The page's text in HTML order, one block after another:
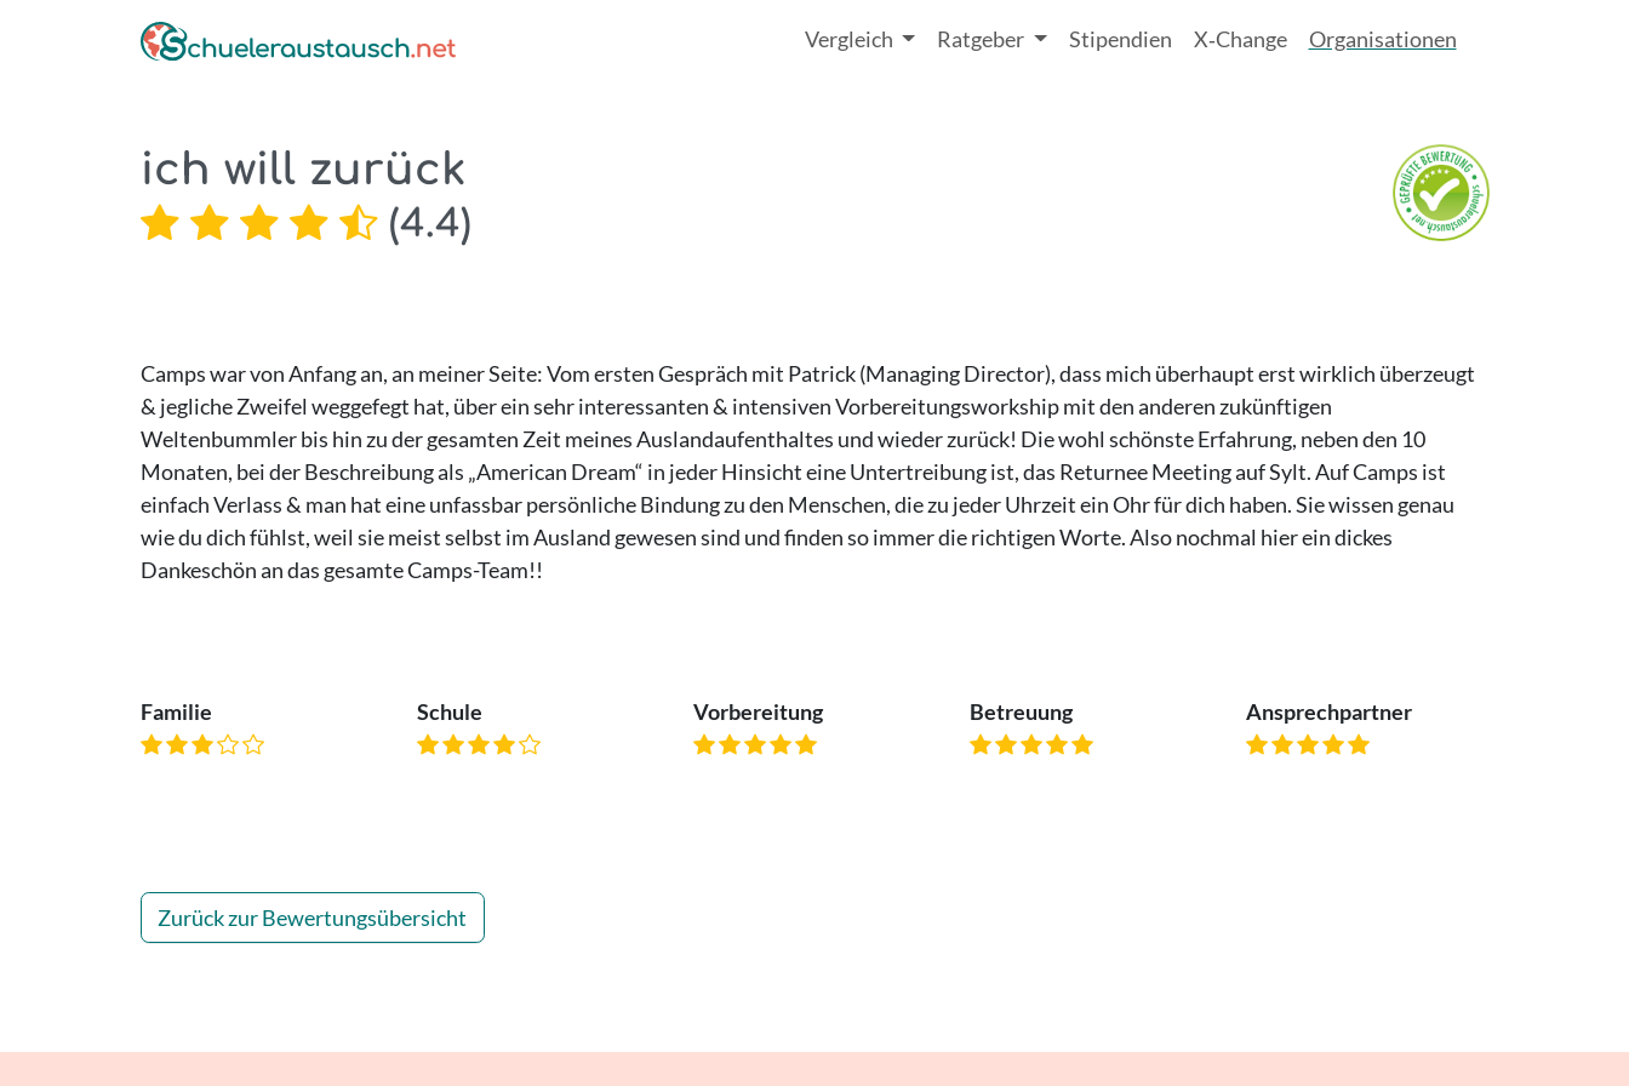
Vergleich Ratgeber Stipendien X‑Change Organisationen
ich will zurück
(4.4)
Camps war von Anfang an, an meiner Seite: Vom ersten Gespräch mit Patrick (Managing Director), dass mich überhaupt erst wirklich überzeugt
& jegliche Zweifel weggefegt hat, über ein sehr interessanten & intensiven Vorbereitungsworkship mit den anderen zukünftigen
Weltenbummler bis hin zu der gesamten Zeit meines Auslandaufenthaltes und wieder zurück! Die wohl schönste Erfahrung, neben den 10
Monaten, bei der Beschreibung als „American Dream“ in jeder Hinsicht eine Untertreibung ist, das Returnee Meeting auf Sylt. Auf Camps ist
einfach Verlass & man hat eine unfassbar persönliche Bindung zu den Menschen, die zu jeder Uhrzeit ein Ohr für dich haben. Sie wissen genau
wie du dich fühlst, weil sie meist selbst im Ausland gewesen sind und finden so immer die richtigen Worte. Also nochmal hier ein dickes
Dankeschön an das gesamte Camps-Team!!
Familie Schule Vorbereitung Betreuung Ansprechpartner
Zurück zur Bewertungsübersicht